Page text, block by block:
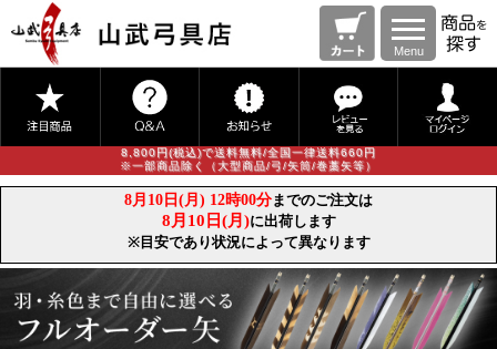
Menu
8,800円(税込)で送料無料/全国一律送料660円
※一部商品除く（大型商品/弓/矢筒/巻藁矢等）